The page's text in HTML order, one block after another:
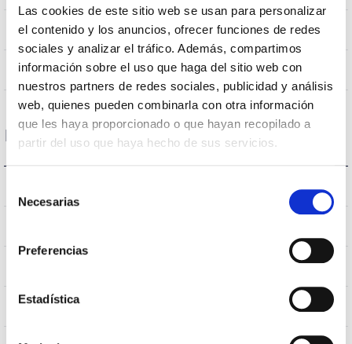
Las cookies de este sitio web se usan para personalizar
el contenido y los anuncios, ofrecer funciones de redes
sociales y analizar el tráfico. Además, compartimos
información sobre el uso que haga del sitio web con
nuestros partners de redes sociales, publicidad y análisis
web, quienes pueden combinarla con otra información
que les haya proporcionado o que hayan recopilado a
partir del uso que haya hecho de sus servicios.
Necesarias
Preferencias
Estadística
Junção NÃO
Iluminação Directa
Dados ópticos
VA00L1M
Fluxo Hemisférico Superior